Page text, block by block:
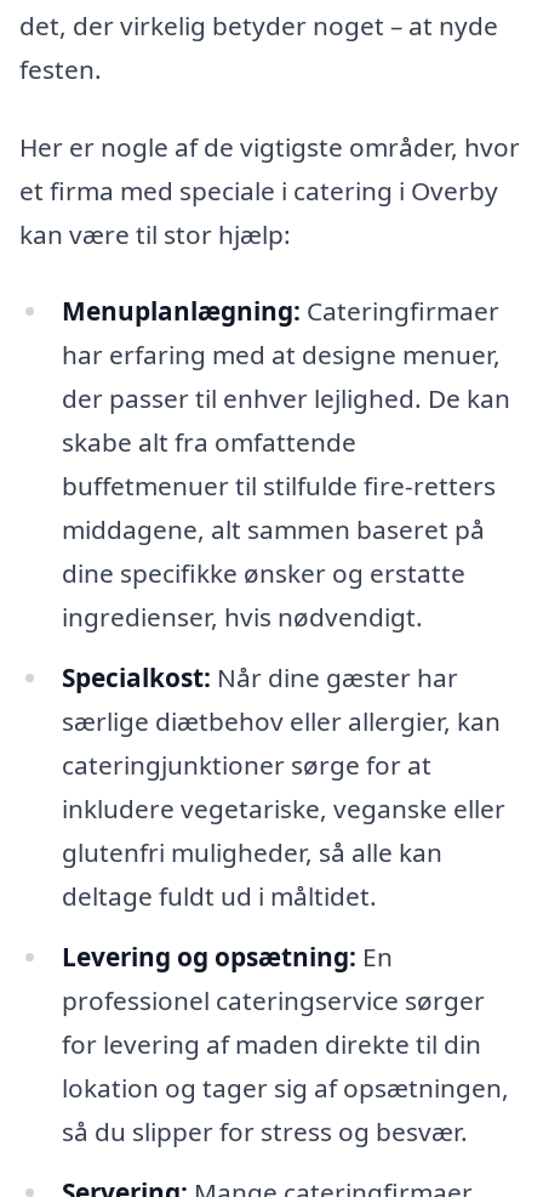
det, der virkelig betyder noget – at nyde
festen.
Her er nogle af de vigtigste områder, hvor
et firma med speciale i catering i Overby
kan være til stor hjælp:
Menuplanlægning: Cateringfirmaer
har erfaring med at designe menuer,
der passer til enhver lejlighed. De kan
skabe alt fra omfattende
buffetmenuer til stilfulde fire-retters
middagene, alt sammen baseret på
dine specifikke ønsker og erstatte
ingredienser, hvis nødvendigt.
Specialkost: Når dine gæster har
særlige diætbehov eller allergier, kan
cateringjunktioner sørge for at
inkludere vegetariske, veganske eller
glutenfri muligheder, så alle kan
deltage fuldt ud i måltidet.
Levering og opsætning: En
professionel cateringservice sørger
for levering af maden direkte til din
lokation og tager sig af opsætningen,
så du slipper for stress og besvær.